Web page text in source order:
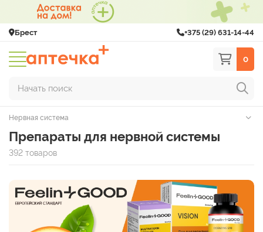
Брест +375 (29) 631-14-44
0
Начать поиск
Нервная система
Препараты для нервной системы
392 товаров